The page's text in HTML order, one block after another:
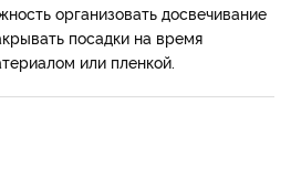
организовать досвечивание
посадки на время
или пленкой.